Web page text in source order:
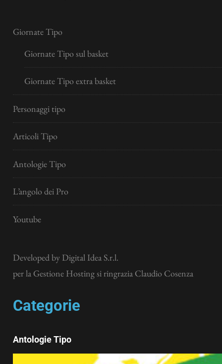
Giornate Tipo
Giornate Tipo sul basket
Giornate Tipo extra basket
Personaggi tipo
Articoli Tipo
Antologie Tipo
L’angolo dei Pro
Youtube
Developed by Digital Idea S.r.l.
per la Gestione Hosting si ringrazia Claudio Cosenza
Categorie
Antologie Tipo